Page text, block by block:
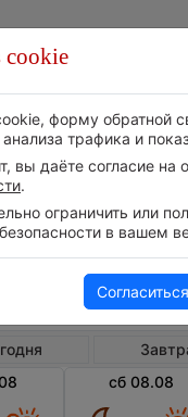
Погода в
сб 08.08
cookie
форму обратной
трафика и
вы даёте согласие
.
ограничить или
в вашем